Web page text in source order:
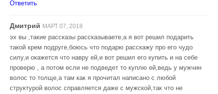
Ответить
Дмитрий МАРТ 07, 2018
эх вы ,такие рассказы рассказываете,а я вот решил подарить
такой крем подруге,боюсь что подарю расскажу про его чудо
силу,и окажется что навру ей,и вот решил его купить и на себе
проверю , а потом если не подведет то куплю ей,ведь у мужчин
волос то толще,а там как я прочитал написано с любой
структурой волос справляется даже с мужской,так что не